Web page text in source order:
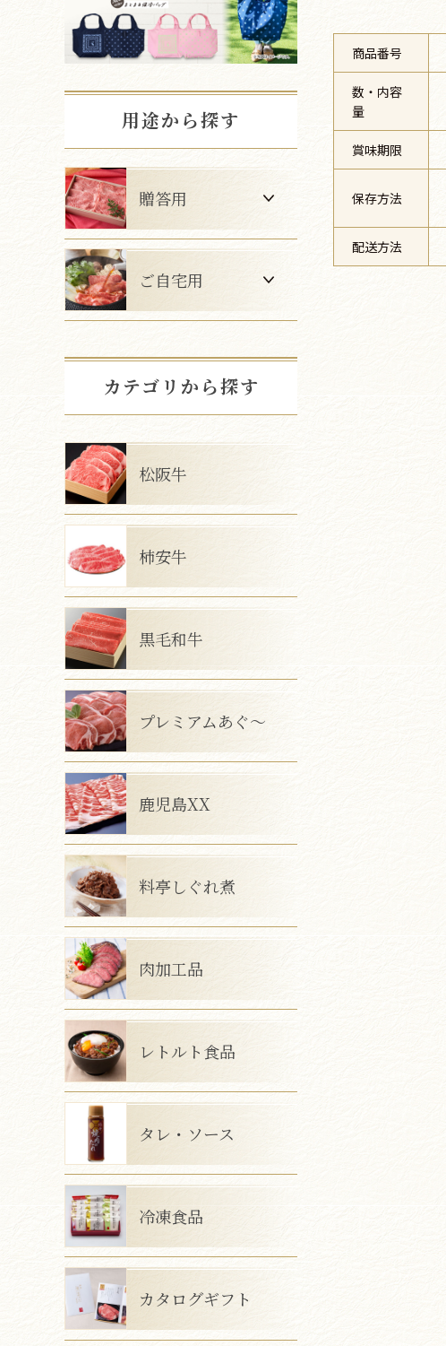
商品番号
数・内容
量
賞味期限
保存方法
配送方法
用途から探す
贈答用
ご自宅用
カテゴリから探す
松阪牛
柿安牛
黒毛和牛
プレミアムあぐ～
鹿児島XX
料亭しぐれ煮
肉加工品
レトルト食品
タレ・ソース
冷凍食品
カタログギフト